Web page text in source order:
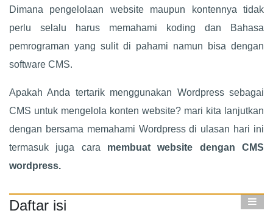
Dimana pengelolaan website maupun kontennya tidak
perlu selalu harus memahami koding dan Bahasa
pemrograman yang sulit di pahami namun bisa dengan
software CMS.
Apakah Anda tertarik menggunakan Wordpress sebagai
CMS untuk mengelola konten website? mari kita lanjutkan
dengan bersama memahami Wordpress di ulasan hari ini
termasuk juga cara membuat website dengan CMS
wordpress.
Daftar isi